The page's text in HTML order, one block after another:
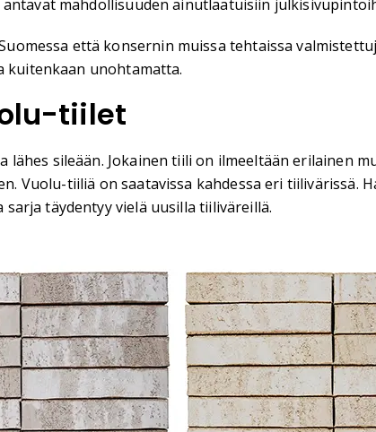
mahdollisuuden ainutlaatuisiin
että konsernin muissa tehtaissa
unohtamatta.
tiilet
sileään. Jokainen tiili on ilmeeltään erilainen
Vuolu-tiiliä on saatavissa kahdessa eri tiilivärissä.
täydentyy vielä uusilla tiiliväreillä.